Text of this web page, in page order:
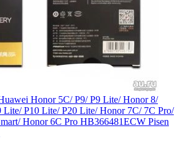
Honor 5C/ P9/ P9 Lite/ Honor 8/
P10 Lite/ P20 Lite/ Honor 7C/ 7C Pro/
Honor 6C Pro HB366481ECW Pisen